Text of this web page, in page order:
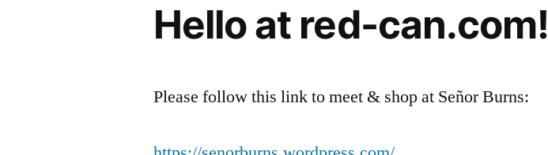
Hello at red-can.com!
Please follow this link to meet & shop at Señor Burns: